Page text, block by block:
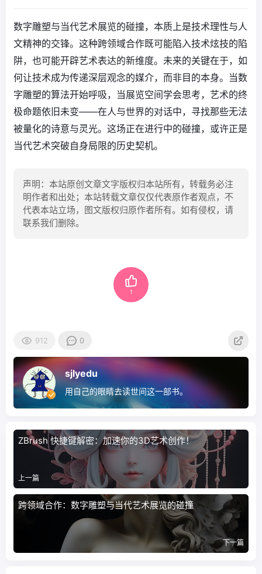
数字雕塑与当代艺术展览的碰撞，本质上是技术理性与人
文精神的交锋。这种跨领域合作既可能陷入技术炫技的陷
阱，也可能开辟艺术表达的新维度。未来的关键在于，如
何让技术成为传递深层观念的媒介，而非目的本身。当数
字雕塑的算法开始呼吸，当展览空间学会思考，艺术的终
极命题依旧未变——在人与世界的对话中，寻找那些无法
被量化的诗意与灵光。这场正在进行中的碰撞，或许正是
当代艺术突破自身局限的历史契机。
声明：本站原创文章文字版权归本站所有，转载务必注
明作者和出处；本站转载文章仅仅代表原作者观点，不
代表本站立场，图文版权归原作者所有。如有侵权，请
联系我们删除。
1
912 0
sjlyedu
用自己的眼睛去读世间这一部书。
ZBrush 快捷键解密：加速你的3D艺术创作！
上一篇
跨领域合作：数字雕塑与当代艺术展览的碰撞
下一篇